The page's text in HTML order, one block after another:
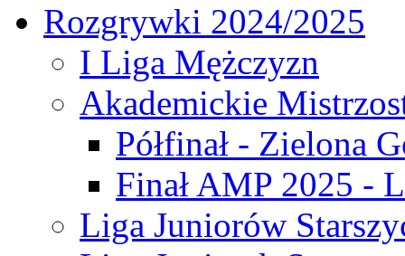
Rozgrywki 2024/2025
I Liga Mężczyzn
Akademickie
Półfinał - Zielona
Finał AMP 2025 -
Liga Juniorów